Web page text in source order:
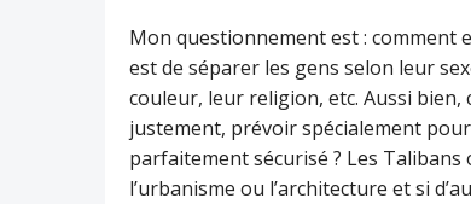
Mon questionnement est : comment
est de séparer les gens selon leur
couleur, leur religion, etc. Aussi
justement, prévoir spécialement
parfaitement sécurisé ? Les
l’urbanisme ou l’architecture et si